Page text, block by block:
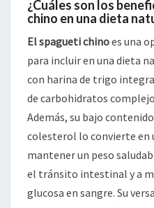
¿Cuáles son los
chino en una dieta
El spagueti chinoes una
para incluir en una dieta
con harina de trigo
de carbohidratos
Además, su bajo
colesterol lo convierte en
mantener un peso
el tránsito intestinal y a
glucosa en sangre. Su